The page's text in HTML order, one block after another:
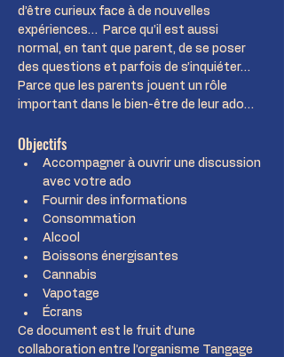
d’être curieux face à de nouvelles
expériences…  Parce qu’il est aussi
normal, en tant que parent, de se poser
des questions et parfois de s’inquiéter…
Parce que les parents jouent un rôle
important dans le bien-être de leur ado…
Objectifs
Accompagner à ouvrir une discussion
avec votre ado
Fournir des informations
Consommation
Alcool
Boissons énergisantes
Cannabis
Vapotage
Écrans
Ce document est le fruit d’une
collaboration entre l’organisme Tangage